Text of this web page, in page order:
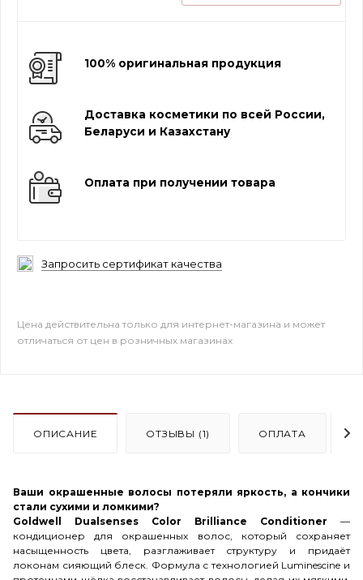
100% оригинальная продукция
Доставка косметики по всей России,
Беларуси и Казахстану
Оплата при получении товара
Запросить сертификат качества
Цена действительна только для интернет-магазина и может
отличаться от цен в розничных магазинах
ОПИСАНИЕ ОТЗЫВЫ (1) ОПЛАТА
Ваши окрашенные волосы потеряли яркость, а кончики
стали сухими и ломкими?
Goldwell Dualsenses Color Brilliance Conditioner —
кондиционер для окрашенных волос, который сохраняет
насыщенность цвета, разглаживает структуру и придаёт
локонам сияющий блеск. Формула с технологией Luminescine и